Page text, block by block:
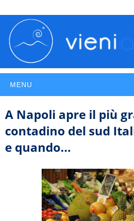
MENU
A Napoli apre il più
contadino del sud
e quando...